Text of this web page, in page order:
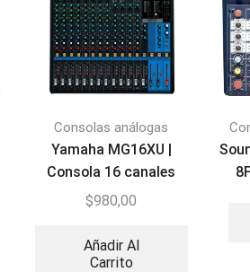
Consolas análogas
Yamaha MG16XU |
Consola 16 canales
$980,00
Añadir Al
Carrito